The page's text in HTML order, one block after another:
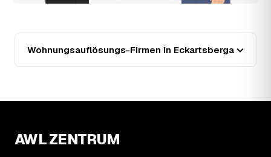
Die Spanne ergibt sich vor allem aus Wohnfläche und
liegt eher am unteren Ende, eine voll eingerichtete
am oberen. Anrechenbare Wertgegenstände senken den
Endpreis zusätzlich. Den genauen Betrag für Ihre
Wohnungsauflösungs-Firmen in Eckartsberga
AWL ZENTRUM